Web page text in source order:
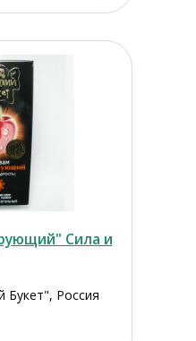
Сила и
Россия